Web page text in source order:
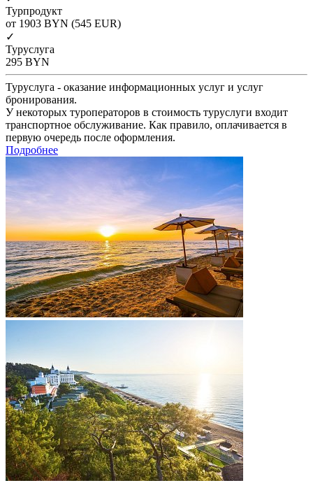
Турпродукт
от 1903 BYN (545 EUR)
✓
Туруслуга
295 BYN
Туруслуга - оказание информационных услуг и услуг
бронирования.
У некоторых туроператоров в стоимость туруслуги входит
транспортное обслуживание. Как правило, оплачивается в
первую очередь после оформления.
Подробнее